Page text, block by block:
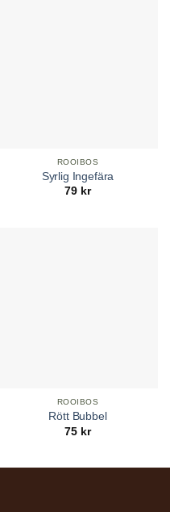
ROOIBOS
Syrlig Ingefära
79 kr
ROOIBOS
Rött Bubbel
75 kr